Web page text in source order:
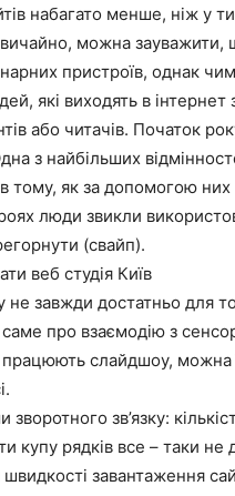
набагато менше, ніж у
можна зауважити,
пристроїв, однак
які виходять в
або читачів. Початок
з найбільших
як за допомогою них
люди звикли
(свайп).
веб студія Київ
не завжди достатньо для
саме про взаємодію з
працюють слайдшоу,
зв’язку:
купу рядків все – таки
завантаження